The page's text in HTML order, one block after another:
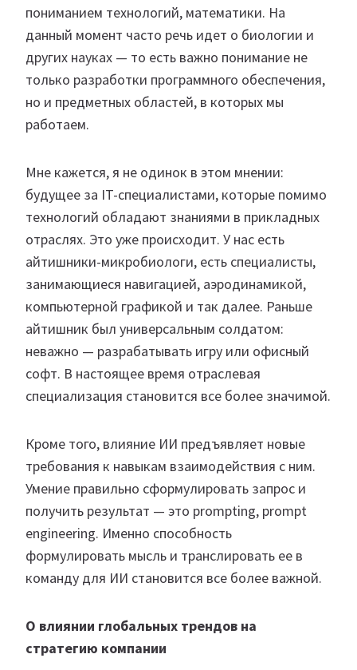
пониманием технологий, математики. На
данный момент часто речь идет о биологии и
других науках — то есть важно понимание не
только разработки программного обеспечения,
но и предметных областей, в которых мы
работаем.
Мне кажется, я не одинок в этом мнении:
будущее за IT-специалистами, которые помимо
технологий обладают знаниями в прикладных
отраслях. Это уже происходит. У нас есть
айтишники-микробиологи, есть специалисты,
занимающиеся навигацией, аэродинамикой,
компьютерной графикой и так далее. Раньше
айтишник был универсальным солдатом:
неважно — разрабатывать игру или офисный
софт. В настоящее время отраслевая
специализация становится все более значимой.
Кроме того, влияние ИИ предъявляет новые
требования к навыкам взаимодействия с ним.
Умение правильно сформулировать запрос и
получить результат — это prompting, prompt
engineering. Именно способность
формулировать мысль и транслировать ее в
команду для ИИ становится все более важной.
О влиянии глобальных трендов на
стратегию компании